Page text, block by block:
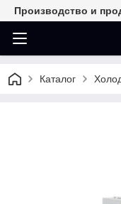
Производство и
Каталог